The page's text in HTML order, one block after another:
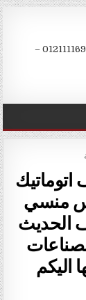
ماركة المهندس منسي العالمية 01211116954 – 01211116956 –
منسي
الحديث
اليكم